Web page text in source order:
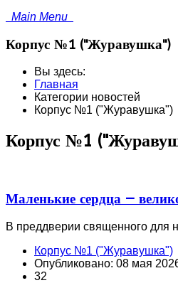
Main Menu
Корпус №1 ("Журавушка")
Вы здесь:
Главная
Категории новостей
Корпус №1 ("Журавушка")
Корпус №1
Маленькие сердца —
В преддверии священного
Корпус №1 ("Журавушка")
Опубликовано: 08 мая
32